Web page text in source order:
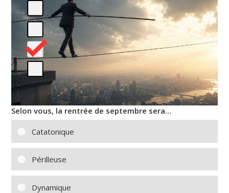
Selon vous, la rentrée de septembre sera…
Catatonique
Périlleuse
Dynamique